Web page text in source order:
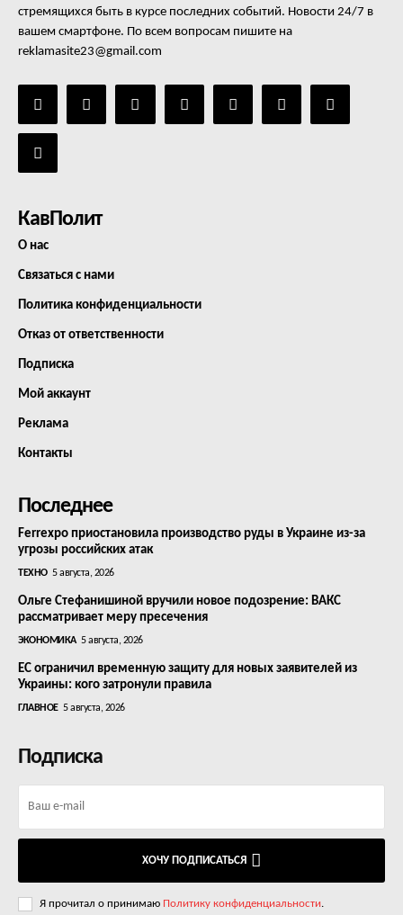
стремящихся быть в курсе последних событий. Новости 24/7 в
вашем смартфоне. По всем вопросам пишите на
reklamasite23@gmail.com
КавПолит
О нас
Связаться с нами
Политика конфиденциальности
Отказ от ответственности
Подписка
Мой аккаунт
Реклама
Контакты
Последнее
Ferrexpo приостановила производство руды в Украине из-за
угрозы российских атак
ТЕХНО 5 августа, 2026
Ольге Стефанишиной вручили новое подозрение: ВАКС
рассматривает меру пресечения
ЭКОНОМИКА 5 августа, 2026
ЕС ограничил временную защиту для новых заявителей из
Украины: кого затронули правила
ГЛАВНОЕ 5 августа, 2026
Подписка
ХОЧУ ПОДПИСАТЬСЯ
Я прочитал о принимаю Политику конфиденциальности.